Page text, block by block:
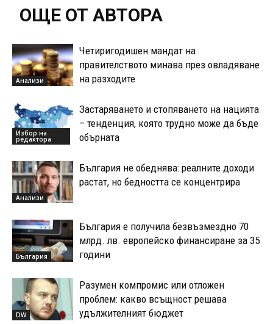
ОЩЕ ОТ АВТОРА
Анализи
Четиригодишен мандат на
правителството минава през овладяване
на разходите
Избор на
редактора
Застаряването и стопяването на нацията
– тенденция, която трудно може да бъде
обърната
Анализи
България не обеднява: реалните доходи
растат, но бедността се концентрира
България
България е получила безвъзмездно 70
млрд. лв. европейско финансиране за 35
години
DW
Разумен компромис или отложен
проблем: какво всъщност решава
удължителният бюджет